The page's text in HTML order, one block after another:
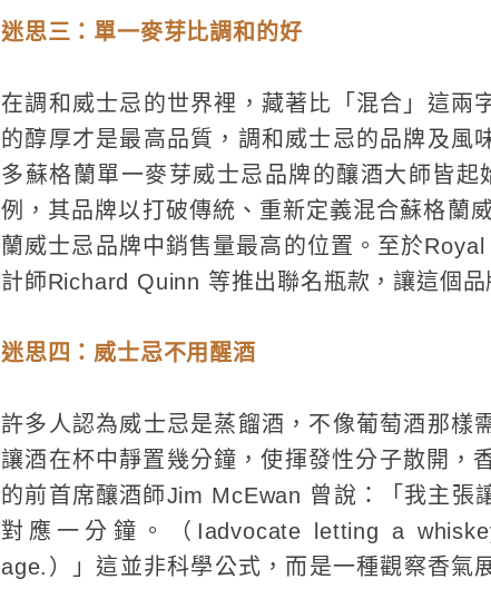
迷思三：單一麥芽比調和的好
在調和威士忌的世界裡，藏著比「混合」這兩
的醇厚才是最高品質，調和威士忌的品牌及風
多蘇格蘭單一麥芽威士忌品牌的釀酒大師皆
例，其品牌以打破傳統、重新定義混合蘇格蘭
蘭威士忌品牌中銷售量最高的位置。至於
計師Richard Quinn 等推出聯名瓶款，讓這個品
迷思四：威士忌不用醒酒
許多人認為威士忌是蒸餾酒，不像葡萄酒那樣
讓酒在杯中靜置幾分鐘，使揮發性分子散開，
的前首席釀酒師Jim McEwan 曾說：「我主張
對應一分鐘。（Iadvocate letting a
age.）」這並非科學公式，而是一種觀察香氣